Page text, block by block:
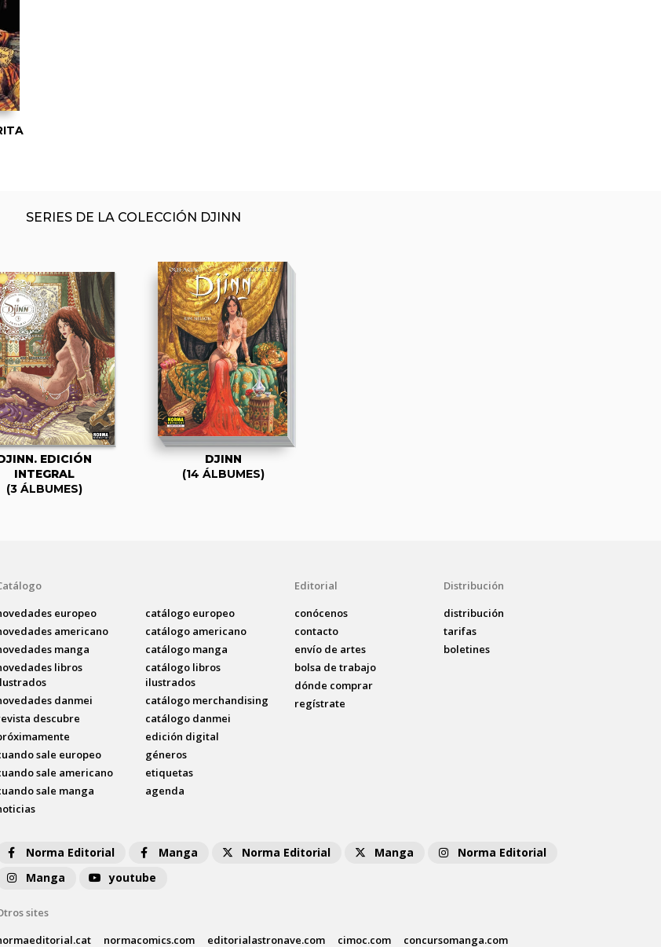
SERIES DE LA COLECCIÓN DJINN
EDICIÓN
INTEGRAL
(3 ÁLBUMES)
DJINN
(14 ÁLBUMES)
europeo
americano
manga
libros
danmei
descubre
sale europeo
sale americano
sale manga
catálogo europeo
catálogo americano
catálogo manga
catálogo libros
ilustrados
catálogo merchandising
catálogo danmei
edición digital
géneros
etiquetas
agenda
Editorial
conócenos
contacto
envío de artes
bolsa de trabajo
dónde comprar
regístrate
Distribución
distribución
tarifas
boletines
Norma Editorial Manga Norma Editorial Manga
Norma Editorial
Manga
youtube
sites
normacomics.com editorialastronave.com cimoc.com concursomanga.com